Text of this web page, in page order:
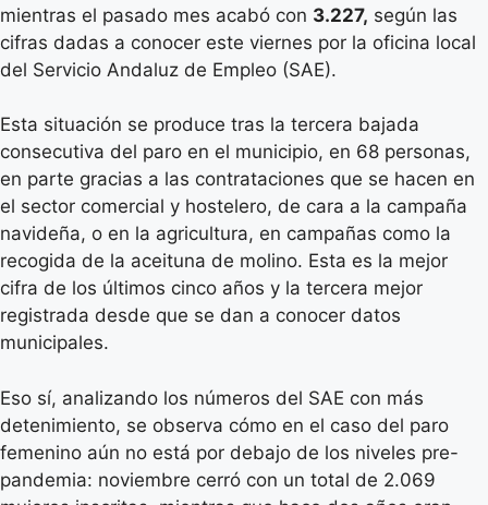
mientras el pasado mes acabó con 3.227, según las
cifras dadas a conocer este viernes por la oficina local
del Servicio Andaluz de Empleo (SAE).
Esta situación se produce tras la tercera bajada
consecutiva del paro en el municipio, en 68 personas,
en parte gracias a las contrataciones que se hacen en
el sector comercial y hostelero, de cara a la campaña
navideña, o en la agricultura, en campañas como la
recogida de la aceituna de molino. Esta es la mejor
cifra de los últimos cinco años y la tercera mejor
registrada desde que se dan a conocer datos
municipales.
Eso sí, analizando los números del SAE con más
detenimiento, se observa cómo en el caso del paro
femenino aún no está por debajo de los niveles pre-
pandemia: noviembre cerró con un total de 2.069